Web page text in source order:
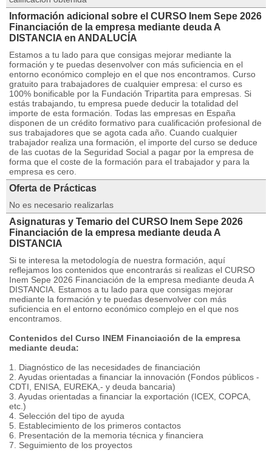
Información adicional sobre el CURSO Inem Sepe 2026
Financiación de la empresa mediante deuda A
DISTANCIA en ANDALUCÍA
Estamos a tu lado para que consigas mejorar mediante la
formación y te puedas desenvolver con más suficiencia en el
entorno económico complejo en el que nos encontramos. Curso
gratuito para trabajadores de cualquier empresa: el curso es
100% bonificable por la Fundación Tripartita para empresas. Si
estás trabajando, tu empresa puede deducir la totalidad del
importe de esta formación. Todas las empresas en España
disponen de un crédito formativo para cualificación profesional de
sus trabajadores que se agota cada año. Cuando cualquier
trabajador realiza una formación, el importe del curso se deduce
de las cuotas de la Seguridad Social a pagar por la empresa de
forma que el coste de la formación para el trabajador y para la
empresa es cero.
Oferta de Prácticas
No es necesario realizarlas
Asignaturas y Temario del CURSO Inem Sepe 2026
Financiación de la empresa mediante deuda A
DISTANCIA
Si te interesa la metodología de nuestra formación, aquí
reflejamos los contenidos que encontrarás si realizas el CURSO
Inem Sepe 2026 Financiación de la empresa mediante deuda A
DISTANCIA. Estamos a tu lado para que consigas mejorar
mediante la formación y te puedas desenvolver con más
suficiencia en el entorno económico complejo en el que nos
encontramos.
Contenidos del Curso INEM Financiación de la empresa
mediante deuda:
1. Diagnóstico de las necesidades de financiación
2. Ayudas orientadas a financiar la innovación (Fondos públicos -
CDTI, ENISA, EUREKA,- y deuda bancaria)
3. Ayudas orientadas a financiar la exportación (ICEX, COPCA,
etc.)
4. Selección del tipo de ayuda
5. Establecimiento de los primeros contactos
6. Presentación de la memoria técnica y financiera
7. Seguimiento de los proyectos